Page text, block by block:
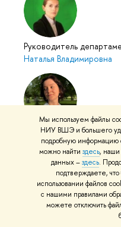
Мы используем файлы
НИУ ВШЭ и большего
подробную информацию
можно найти здесь, наши
данных –здесь.
подтверждаете,
использовании файлов
с нашими правилами
можете отключить
Руководитель
Наталья Владимировна
Департамент
методической работе
Полина Максимовна